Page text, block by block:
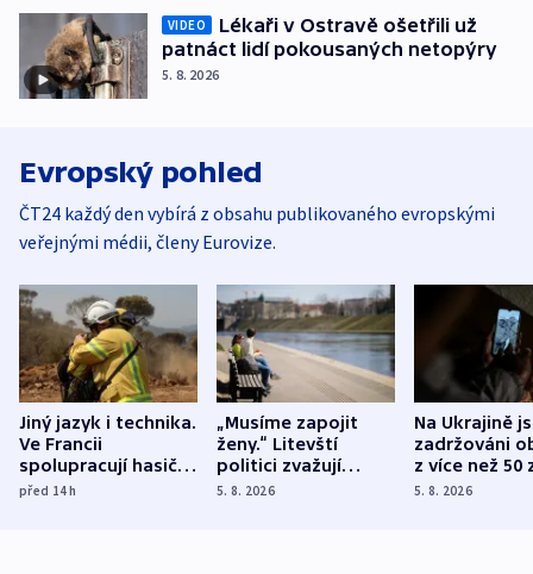
VIDEO
Lékaři v Ostravě ošetřili už
patnáct lidí pokousaných netopýry
5. 8. 2026
Evropský pohled
ČT24 každý den vybírá z obsahu publikovaného evropskými
veřejnými médii, členy Eurovize.
Jiný jazyk i technika.
Ve Francii
spolupracují hasiči z
různých zemí
před 14h
„Musíme zapojit
ženy.“ Litevští
politici zvažují
dohodu o
5. 8. 2026
Na Ukrajině
zadržováni
z více než 50
Bojovali na
5. 8. 2026